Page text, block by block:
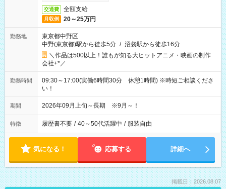
交通費 全額支給
月収例 20～25万円
勤務地
東京都中野区
中野(東京都)駅から徒歩5分 / 沼袋駅から徒歩16分
＼作品は500以上！誰もが知る大ヒットアニメ・映画の制作
会社+*／
勤務時間
09:30～17:00(実働6時間30分 休憩1時間) ※時短ご相談くださ
い！
期間 2026年09月上旬～長期 ※9月～！
特徴 履歴書不要 / 40～50代活躍中 / 服装自由
気になる！ 応募する 詳細へ
掲載日：2026.08.07